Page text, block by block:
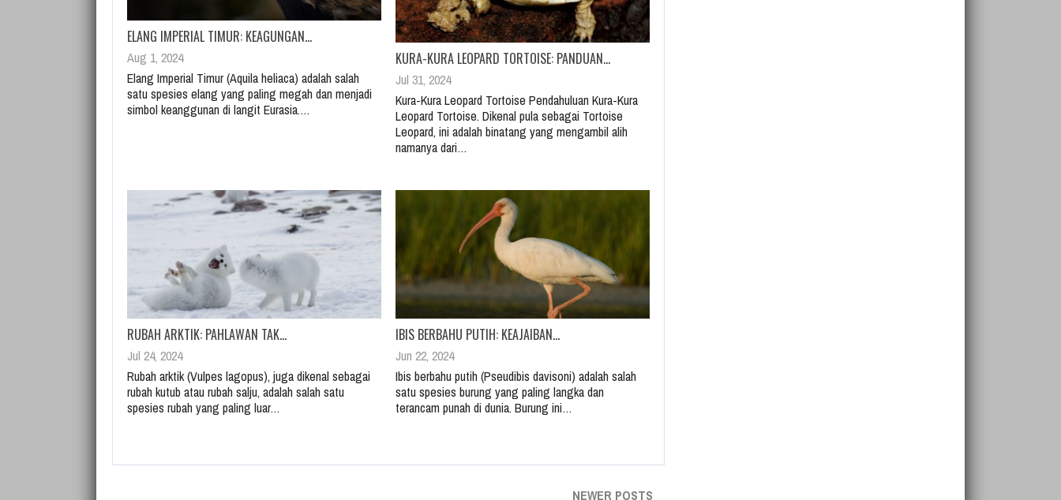
ELANG IMPERIAL TIMUR: KEAGUNGAN…
Aug 1, 2024
Elang Imperial Timur (Aquila heliaca) adalah salah
satu spesies elang yang paling megah dan menjadi
simbol keanggunan di langit Eurasia.…
KURA-KURA LEOPARD TORTOISE: PANDUAN…
Jul 31, 2024
Kura-Kura Leopard Tortoise Pendahuluan Kura-Kura
Leopard Tortoise. Dikenal pula sebagai Tortoise
Leopard, ini adalah binatang yang mengambil alih
namanya dari…
RUBAH ARKTIK: PAHLAWAN TAK…
Jul 24, 2024
Rubah arktik (Vulpes lagopus), juga dikenal sebagai
rubah kutub atau rubah salju, adalah salah satu
spesies rubah yang paling luar…
IBIS BERBAHU PUTIH: KEAJAIBAN…
Jun 22, 2024
Ibis berbahu putih (Pseudibis davisoni) adalah salah
satu spesies burung yang paling langka dan
terancam punah di dunia. Burung ini…
NEWER POSTS